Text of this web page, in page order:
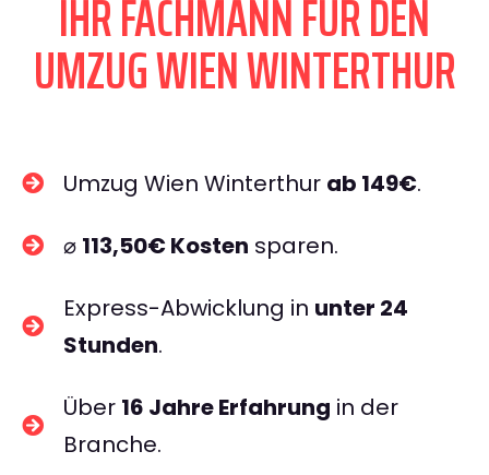
IHR FACHMANN FÜR DEN
UMZUG WIEN WINTERTHUR
Umzug Wien Winterthur ab 149€.
⌀ 113,50€ Kosten sparen.
Express-Abwicklung in unter 24
Stunden.
Über 16 Jahre Erfahrung in der
Branche.